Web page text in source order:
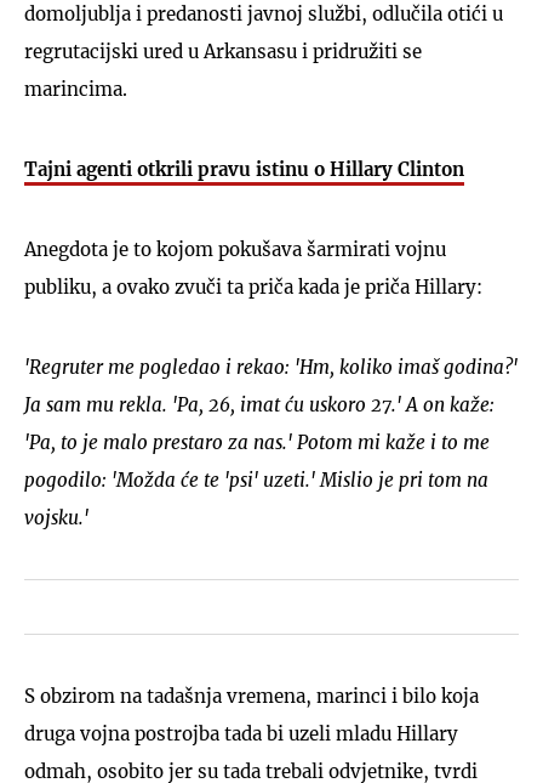
domoljublja i predanosti javnoj službi, odlučila otići u
regrutacijski ured u Arkansasu i pridružiti se
marincima.
Tajni agenti otkrili pravu istinu o Hillary Clinton
Anegdota je to kojom pokušava šarmirati vojnu
publiku, a ovako zvuči ta priča kada je priča Hillary:
'Regruter me pogledao i rekao: 'Hm, koliko imaš godina?'
Ja sam mu rekla. 'Pa, 26, imat ću uskoro 27.' A on kaže:
'Pa, to je malo prestaro za nas.' Potom mi kaže i to me
pogodilo: 'Možda će te 'psi' uzeti.' Mislio je pri tom na
vojsku.'
S obzirom na tadašnja vremena, marinci i bilo koja
druga vojna postrojba tada bi uzeli mladu Hillary
odmah, osobito jer su tada trebali odvjetnike, tvrdi